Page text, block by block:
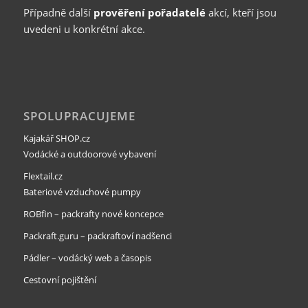
Případně další prověření pořadateléakcí, kteří jsou
uvedeni u konkrétní akce.
SPOLUPRACUJEME
Kajakář SHOP.cz
Vodácké a outdoorové vybavení
Flextail.cz
Bateriové vzduchové pumpy
ROBfin – packrafty nové koncepce
Packraft.guru – packraftoví nadšenci
Pádler – vodácký web a časopis
Cestovní pojištění